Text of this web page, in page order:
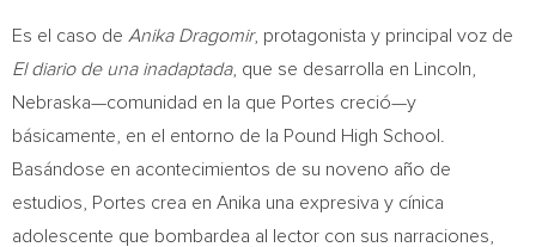
Es el caso de Anika Dragomir, protagonista y principal voz de
El diario de una inadaptada, que se desarrolla en Lincoln
Nebraska—comunidad en la que Portes creció—y
básicamente, en el entorno de la Pound High School.
Basándose en acontecimientos de su noveno año de
estudios, Portes crea en Anika una expresiva y cínica
adolescente que bombardea al lector con sus narraciones,